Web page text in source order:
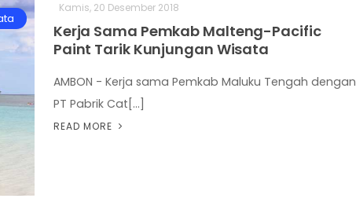
Kamis, 20 Desember 2018
Kerja Sama Pemkab Malteng-Pacific
Paint Tarik Kunjungan Wisata
AMBON - Kerja sama Pemkab Maluku Tengah dengan
PT Pabrik Cat[...]
READ MORE